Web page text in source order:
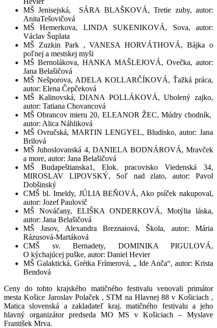
MŠ Jenisejská, SÁRA BLAŠKOVÁ, Tretie zuby, autor:
AnitaTešovičová
MŠ Hemerkova, LINDA SUKENIKOVÁ, Sova, autor:
Václav Šuplata
MŠ Zuzkin Park , VANESA HORVÁTHOVÁ, Bájka o
poľnej a mestskej myši
MŠ Bernolákova, HANKA MAŠLEJOVÁ, Ovečka, autor:
Jana Belašičová
MŠ Nešporova, ADELA KOLLARČÍKOVÁ, Ťažká práca,
autor: Elena Čepčeková
MŠ Kalinovská, DIANA POLLÁKOVÁ, Ubolený zajko,
autor: Tatiana Chovancová
MŠ Obrancov mieru 20, ELEANOR ŽEC, Múdry chodník,
autor: Alica Náhliková
MŠ Ovručská, MARTIN LENGYEL, Bludisko, autor: Jana
Brilová
MŠ Juhoslovanská 4, DANIELA BODNÁROVÁ, Mravček
a more, autor: Jana Belašičová
MŠ Budapeštianska1, Elok. pracovisko Viedenská 34,
MIROSLAV LIPOVSKÝ, Soľ nad zlato, autor: Pavol
Dobšinský
CMŠ bl. Imeldy, JÚLIA BEŇOVÁ, Ako psíček nakupoval,
autor: Jozef Paulovič
MŠ Nováčany, ELIŠKA ONDERKOVÁ, Motýlia láska,
autor: Jana Belašičová
MŠ Jasov, Alexandra Breznaiová, Škola, autor: Mária
Rázusová-Martáková
CMŠ sv. Bernadety, DOMINIKA PIGULOVÁ,
O kýchajúcej puške, autor: Daniel Hevier
MŠ Galaktická, Grétka Frímerová, „ Ide Anča“, autor: Krista
Bendová
Ceny do tohto krajského matičného festivalu venovali primátor
mesta Košice Jaroslav Polaček , STM na Hlavnej 88 v Košiciach ,
Matica slovenská a zakladateľ kraj. matičného festivalu a jeho
hlavný organizátor predseda MO MS v Košiciach – Myslave
František Mrva.